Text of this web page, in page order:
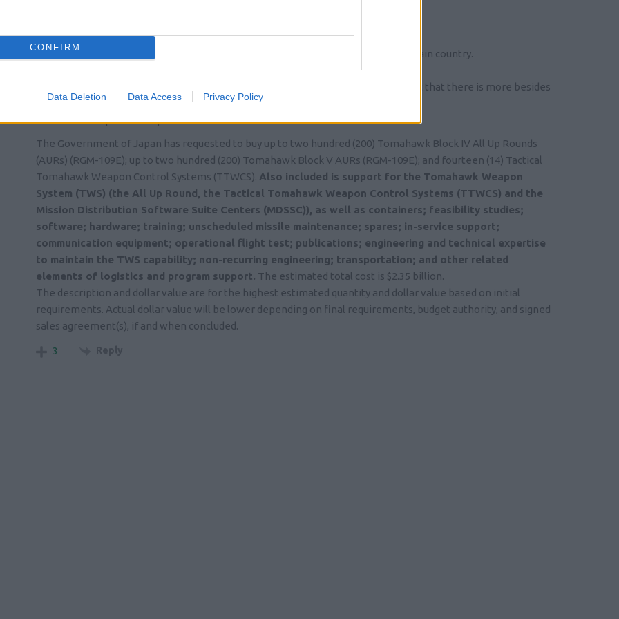
CONFIRM
Data Deletion Data Access Privacy Policy
Same old story, every time, about the price of a weapons system bought by a certain country.
Take the number(s) of the weapons system(s) and divide, and that is all.
Then, comment about the price, being too expensive, without taking into account that there is more besides
the 400 missiles. Also, this is not 2004.
This is what Japan has requested. It is a lot more than 400 missiles.
The Government of Japan has requested to buy up to two hundred (200) Tomahawk Block IV All Up Rounds
(AURs) (RGM-109E); up to two hundred (200) Tomahawk Block V AURs (RGM-109E); and fourteen (14) Tactical
Tomahawk Weapon Control Systems (TTWCS). Also included is support for the Tomahawk Weapon
System (TWS) (the All Up Round, the Tactical Tomahawk Weapon Control Systems (TTWCS) and the
Mission Distribution Software Suite Centers (MDSSC)), as well as containers; feasibility studies;
software; hardware; training; unscheduled missile maintenance; spares; in-service support;
communication equipment; operational flight test; publications; engineering and technical expertise
to maintain the TWS capability; non-recurring engineering; transportation; and other related
elements of logistics and program support. The estimated total cost is $2.35 billion.
The description and dollar value are for the highest estimated quantity and dollar value based on initial
requirements. Actual dollar value will be lower depending on final requirements, budget authority, and signed
sales agreement(s), if and when concluded.
3 Reply